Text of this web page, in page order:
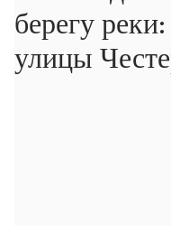
Экскурсии
берегу
улицы